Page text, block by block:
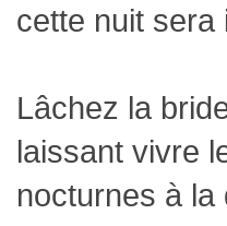
cette nuit sera
Lâchez la
laissant vivre
nocturnes à la